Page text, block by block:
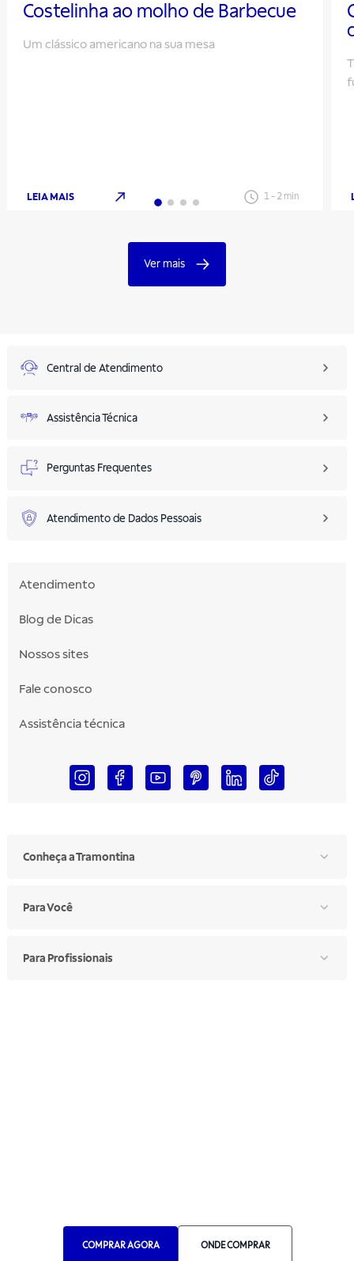
COMPRAR AGORA ONDE COMPRAR
Costelinha ao molho de Barbecue
Um clássico americano na sua mesa
LEIA MAIS 1- 2 min
Ver mais
Central de Atendimento
Assistência Técnica
Perguntas Frequentes
Atendimento de Dados Pessoais
Atendimento
Blog de Dicas
Nossos sites
Fale conosco
Assistência técnica
Conheça a Tramontina
Para Você
Para Profissionais
Contato de Representantes